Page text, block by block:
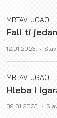
MRTAV UGAO
Fali ti
12.01.2023.
MRTAV UGAO
Hleba i
09.01.2023.